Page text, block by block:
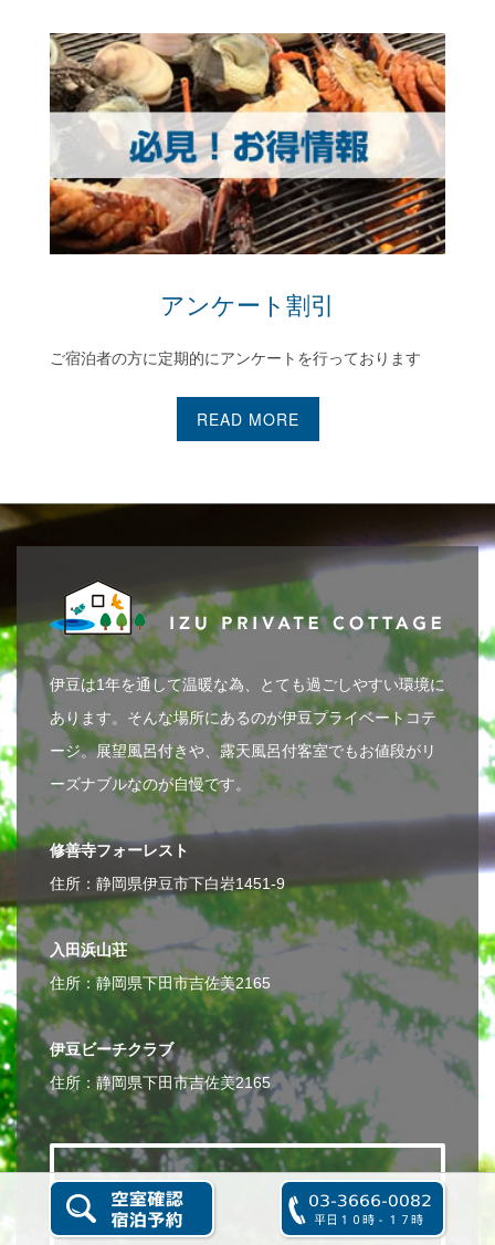
アンケート割引
アンケート割引
ご宿泊者の方に定期的にアンケートを行っております
READ MORE
伊豆は1年を通して温暖な為、とても過ごしやすい環境に
あります。そんな場所にあるのが伊豆プライベートコテ
ージ。展望風呂付きや、露天風呂付客室でもお値段がリ
ーズナブルなのが自慢です。
修善寺フォーレスト
住所：静岡県伊豆市下白岩1451-9
入田浜山荘
住所：静岡県下田市吉佐美2165
伊豆ビーチクラブ
住所：静岡県下田市吉佐美2165